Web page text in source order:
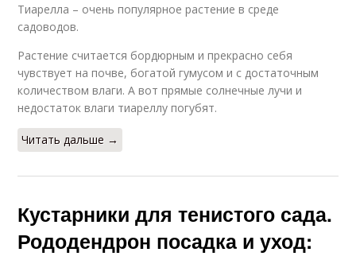
Тиарелла – очень популярное растение в среде
садоводов.
Растение считается бордюрным и прекрасно себя
чувствует на почве, богатой гумусом и с достаточным
количеством влаги. А вот прямые солнечные лучи и
недостаток влаги тиареллу погубят.
Читать дальше →
Кустарники для тенистого сада.
Рододендрон посадка и уход: